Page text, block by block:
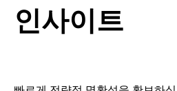
인사이트